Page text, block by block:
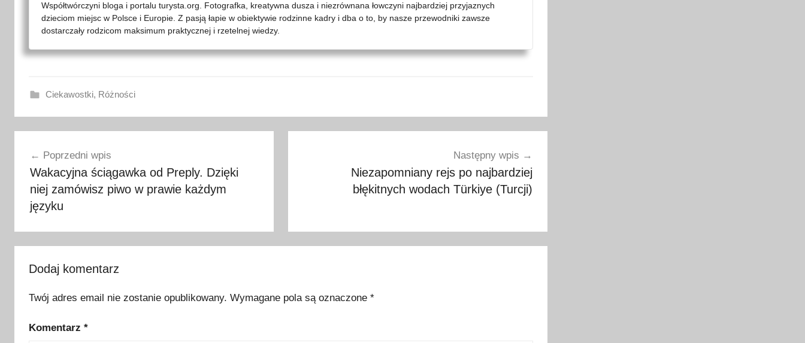
Współtwórczyni bloga i portalu turysta.org. Fotografka, kreatywna dusza i niezrównana łowczyni najbardziej przyjaznych
dzieciom miejsc w Polsce i Europie. Z pasją łapie w obiektywie rodzinne kadry i dba o to, by nasze przewodniki zawsze
dostarczały rodzicom maksimum praktycznej i rzetelnej wiedzy.
Ciekawostki, Różności
z
y
k
a
g
e
s
wpisuPoprzedni wpis
Wakacyjna ściągawka od Preply. Dzięki
niej zamówisz piwo w prawie każdym
języku
Następny wpis
Niezapomniany rejs po najbardziej
błękitnych wodach Türkiye (Turcji)
Dodaj komentarz
Twój adres email nie zostanie opublikowany. Wymagane pola są oznaczone *
Komentarz *